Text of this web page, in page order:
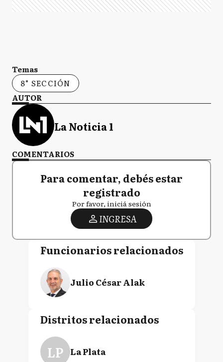
Temas
8° SECCIÓN
AUTOR
La Noticia 1
COMENTARIOS
Para comentar, debés estar
registrado
Por favor, iniciá sesión
INGRESA
Funcionarios relacionados
Julio César Alak
Distritos relacionados
LP La Plata